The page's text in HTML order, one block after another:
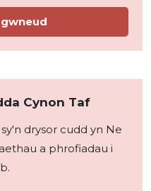
Cynon Taf
drysor cudd yn Ne
a phrofiadau i